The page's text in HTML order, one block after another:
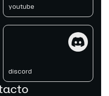
youtube
discord